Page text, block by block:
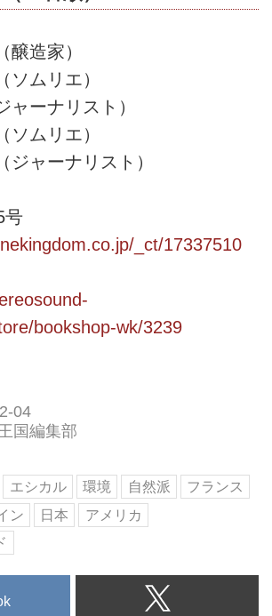
造家）
ムリエ）
ーナリスト）
ムリエ）
ジャーナリスト）
号
_ct/17337510
bookshop-wk/3239
04
国編集部
エシカル 環境 自然派
フランス
ン 日本
アメリカ